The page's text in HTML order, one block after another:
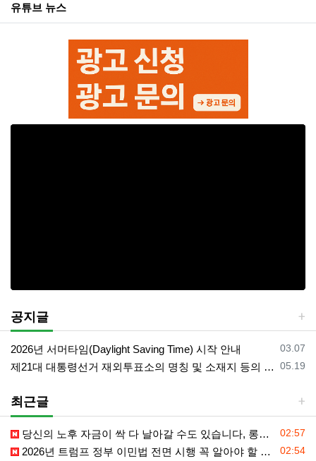
유튜브 뉴스
공지글
등록일
03.07
2026년 서머타임(Daylight Saving Time) 시작 안내
등록일
05.19
제21대 대통령선거 재외투표소의 명칭 및 소재지 등의 공고/올랜도 제외 투표소
최근글
등록일
02:57
당신의 노후 자금이 싹 다 날아갈 수도 있습니다, 롱텀케어 준비 하기
등록일
02:54
2026년 트럼프 정부 이민법 전면 시행 꼭 알아야 할 4가지!!